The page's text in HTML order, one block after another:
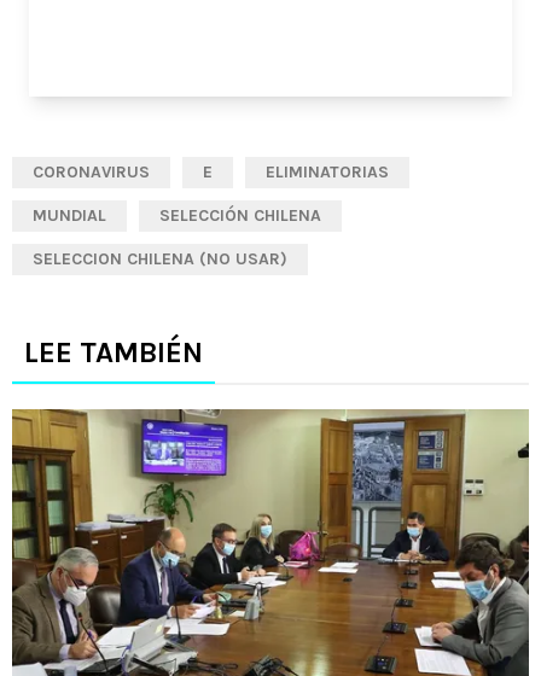
CORONAVIRUS E ELIMINATORIAS
MUNDIAL SELECCIÓN CHILENA
SELECCION CHILENA (NO USAR)
LEE TAMBIÉN